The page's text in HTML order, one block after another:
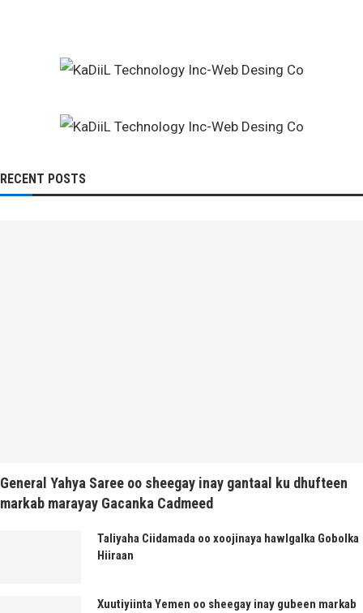
RECENT POSTS
General Yahya Saree oo sheegay inay gantaal ku dhufteen
markab marayay Gacanka Cadmeed
Taliyaha Ciidamada oo xoojinaya hawlgalka Gobolka
Hiiraan
Xuutiyiinta Yemen oo sheegay inay gubeen markab